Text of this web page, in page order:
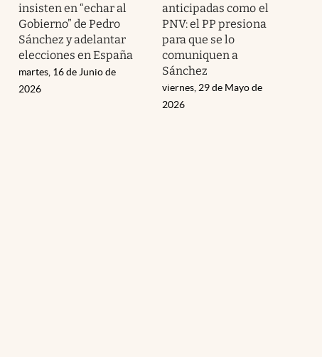
insisten en “echar al
Gobierno” de Pedro
Sánchez y adelantar
elecciones en España
martes, 16 de Junio de
2026
anticipadas como el
PNV: el PP presiona
para que se lo
comuniquen a
Sánchez
viernes, 29 de Mayo de
2026